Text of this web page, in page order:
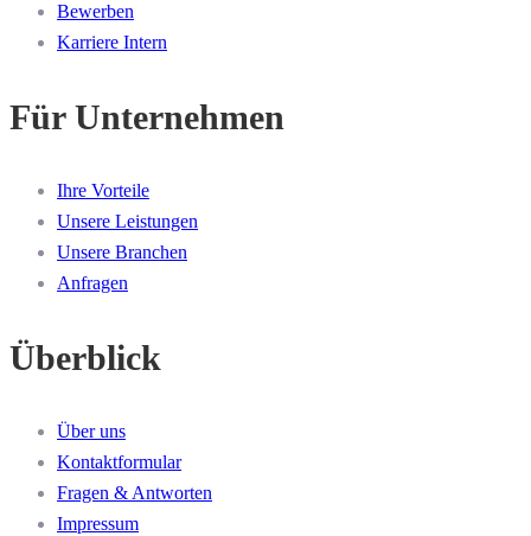
Bewerben
Karriere Intern
Für Unternehmen
Ihre Vorteile
Unsere Leistungen
Unsere Branchen
Anfragen
Überblick
Über uns
Kontaktformular
Fragen & Antworten
Impressum